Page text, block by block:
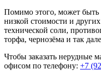
Помимо этого, может быть
низкой стоимости и
технической соли,
торфа, чернозёма и так
Чтобы заказать нерудные
офисом по телефону: +7